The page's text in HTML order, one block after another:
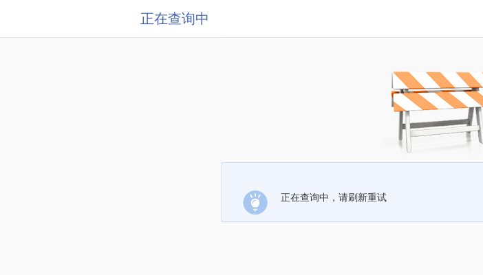
正在查询中
正在查询中，请刷新重试